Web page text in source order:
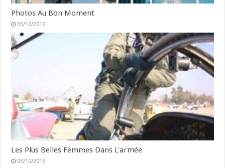
Photos Au Bon Moment
05/10/2016
Les Plus Belles Femmes Dans L'armée
05/10/2016